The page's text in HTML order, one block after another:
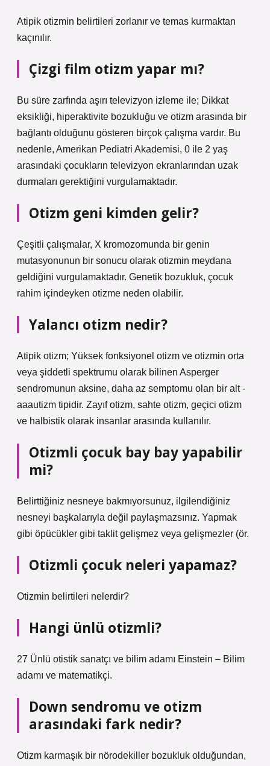
Atipik otizmin belirtileri zorlanır ve temas kurmaktan
kaçınılır.
Çizgi film otizm yapar mı?
Bu süre zarfında aşırı televizyon izleme ile; Dikkat
eksikliği, hiperaktivite bozukluğu ve otizm arasında bir
bağlantı olduğunu gösteren birçok çalışma vardır. Bu
nedenle, Amerikan Pediatri Akademisi, 0 ile 2 yaş
arasındaki çocukların televizyon ekranlarından uzak
durmaları gerektiğini vurgulamaktadır.
Otizm geni kimden gelir?
Çeşitli çalışmalar, X kromozomunda bir genin
mutasyonunun bir sonucu olarak otizmin meydana
geldiğini vurgulamaktadır. Genetik bozukluk, çocuk
rahim içindeyken otizme neden olabilir.
Yalancı otizm nedir?
Atipik otizm; Yüksek fonksiyonel otizm ve otizmin orta
veya şiddetli spektrumu olarak bilinen Asperger
sendromunun aksine, daha az semptomu olan bir alt -
aaautizm tipidir. Zayıf otizm, sahte otizm, geçici otizm
ve halbistik olarak insanlar arasında kullanılır.
Otizmli çocuk bay bay yapabilir
mi?
Belirttiğiniz nesneye bakmıyorsunuz, ilgilendiğiniz
nesneyi başkalarıyla değil paylaşmazsınız. Yapmak
gibi öpücükler gibi taklit gelişmez veya gelişmezler (ör.
Otizmli çocuk neleri yapamaz?
Otizmin belirtileri nelerdir?
Hangi ünlü otizmli?
27 Ünlü otistik sanatçı ve bilim adamı Einstein – Bilim
adamı ve matematikçi.
Down sendromu ve otizm
arasındaki fark nedir?
Otizm karmaşık bir nörodekiller bozukluk olduğundan,